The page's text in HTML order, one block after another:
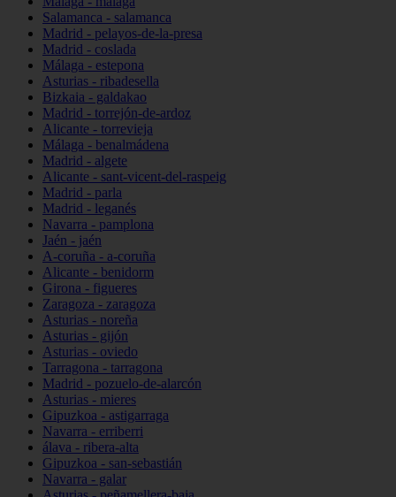
Salamanca - salamanca
Madrid - pelayos-de-la-presa
Madrid - coslada
Málaga - estepona
Asturias - ribadesella
Bizkaia - galdakao
Madrid - torrejón-de-ardoz
Alicante - torrevieja
Málaga - benalmádena
Madrid - algete
Alicante - sant-vicent-del-raspeig
Madrid - parla
Madrid - leganés
Navarra - pamplona
Jaén - jaén
A-coruña - a-coruña
Alicante - benidorm
Girona - figueres
Zaragoza - zaragoza
Asturias - noreña
Asturias - gijón
Asturias - oviedo
Tarragona - tarragona
Madrid - pozuelo-de-alarcón
Asturias - mieres
Gipuzkoa - astigarraga
Navarra - erriberri
álava - ribera-alta
Gipuzkoa - san-sebastián
Navarra - galar